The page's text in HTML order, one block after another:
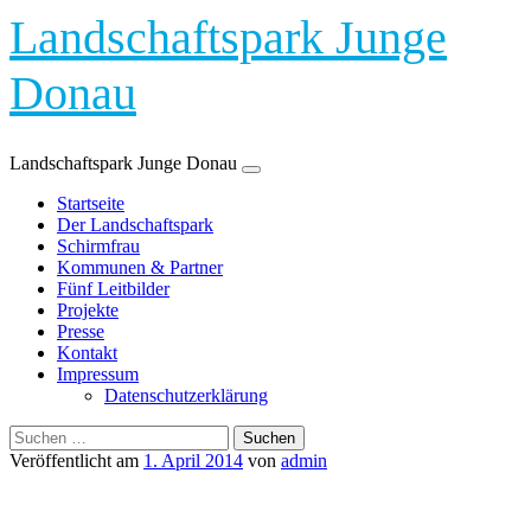
Landschaftspark Junge
Donau
Landschaftspark Junge Donau
Inhalt
springen
Startseite
Der Landschaftspark
Schirmfrau
Kommunen & Partner
Fünf Leitbilder
Projekte
Presse
Kontakt
Impressum
Datenschutzerklärung
Suchen
nach:
Veröffentlicht am 1. April 2014 von admin